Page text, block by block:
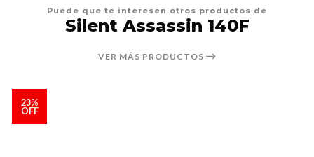
Puede que te interesen otros productos de
Silent Assassin 140F
VER MÁS PRODUCTOS
23%
OFF